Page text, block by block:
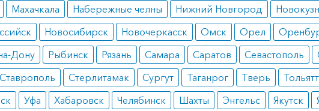
заказать препарат с доставкой в аптеку-партнёра в вашем
этого Вы можете оформить бронирование на сайте или
по телефону 8 800 301 52 86 (бесплатно с любого телефона по РФ)
Махачкала Набережные челны Нижний Новгород
Новосибирск Новочеркасск Омск Орел
Дону
Рыбинск Рязань Самара Саратов Севастополь
Ставрополь Стерлитамак Сургут Таганрог Тверь
Уфа Хабаровск Челябинск Шахты Энгельс Якутск